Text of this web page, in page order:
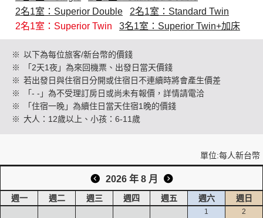
創造旅遊
2名1室：Superior Double
2名1室：Standard Twin
2名1室：Superior Twin
3名1室：Superior Twin+加床
※ 以下為每位旅客/新台幣的價錢
※
「2天1夜」為來回機票、出發日當天價錢
※ 若出發日與住宿日分開或住宿日不連續時將會產生價差
※
「- -」為不受理訂房日或尚未有報價，詳情請電洽
※
「住宿一晚」為續住日當天住宿1晚的價錢
※ 大人：12歲以上、小孩：6-11歲
單位:每人新台幣
2026 年 8 月
週一 週二 週三 週四 週五 週六 週日
1 2